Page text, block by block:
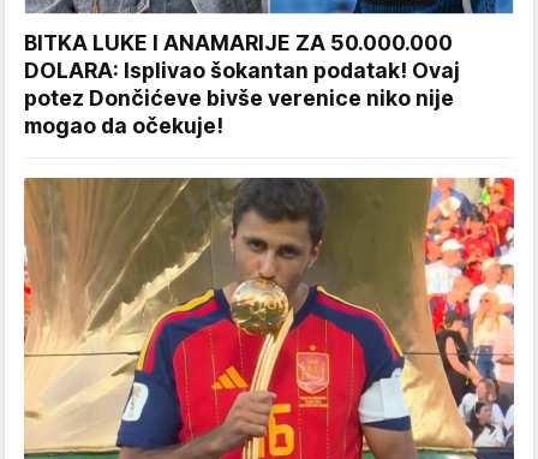
BITKA LUKE I ANAMARIJE ZA 50.000.000
DOLARA: Isplivao šokantan podatak! Ovaj
potez Dončićeve bivše verenice niko nije
mogao da očekuje!